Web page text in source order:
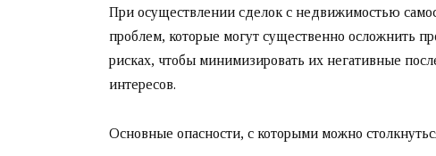
При осуществлении сделок с недвижимостью
проблем, которые могут существенно осложнить
рисках, чтобы минимизировать их негативные
интересов.
Основные опасности, с которыми можно